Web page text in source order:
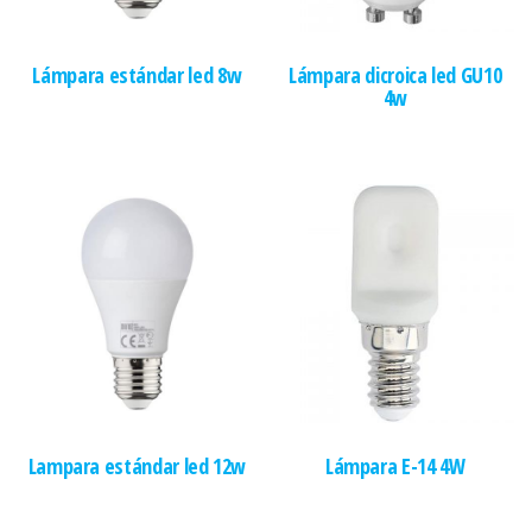
Lámpara estándar led 8w Lámpara dicroica led GU10
4w
Lampara estándar led 12w Lámpara E-14 4W